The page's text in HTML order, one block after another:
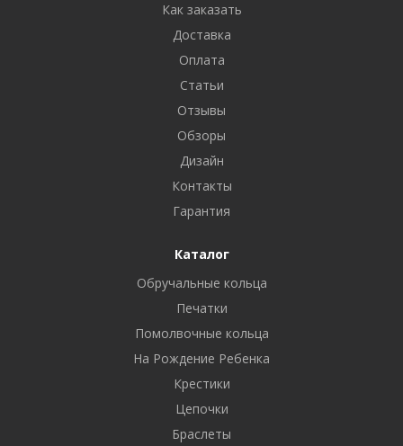
Как заказать
Доставка
Оплата
Статьи
Отзывы
Обзоры
Дизайн
Контакты
Гарантия
Каталог
Обручальные кольца
Печатки
Помолвочные кольца
На Рождение Ребенка
Крестики
Цепочки
Браслеты